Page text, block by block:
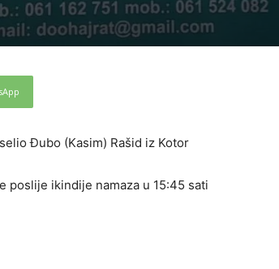
Đubo (Kasim) Rašid iz Kotor
poslije ikindije namaza u 15:45 sati